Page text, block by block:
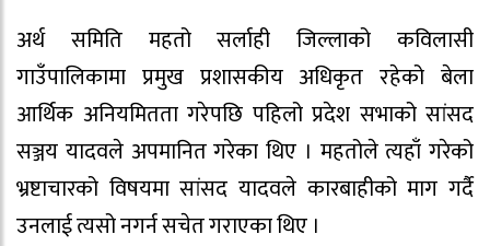
अर्थ समिति महतो सर्लाही जिल्लाको कविलासी
गाउँपालिकामा प्रमुख प्रशासकीय अधिकृत रहेको बेला
आर्थिक अनियमितता गरेपछि पहिलो प्रदेश सभाको सांसद
सञ्जय यादवले अपमानित गरेका थिए । महतोले त्यहाँ गरेको
भ्रष्टाचारको विषयमा सांसद यादवले कारबाहीको माग गर्दै
उनलाई त्यसो नगर्न सचेत गराएका थिए ।